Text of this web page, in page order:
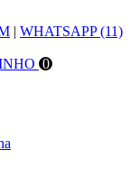
| WHATSAPP (11)
0